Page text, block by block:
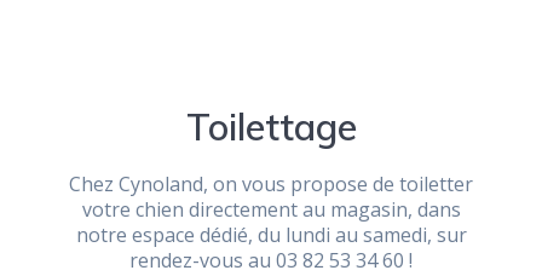
Toilettage
Chez Cynoland, on vous propose de toiletter
votre chien directement au magasin, dans
notre espace dédié, du lundi au samedi, sur
rendez-vous au 03 82 53 34 60 !